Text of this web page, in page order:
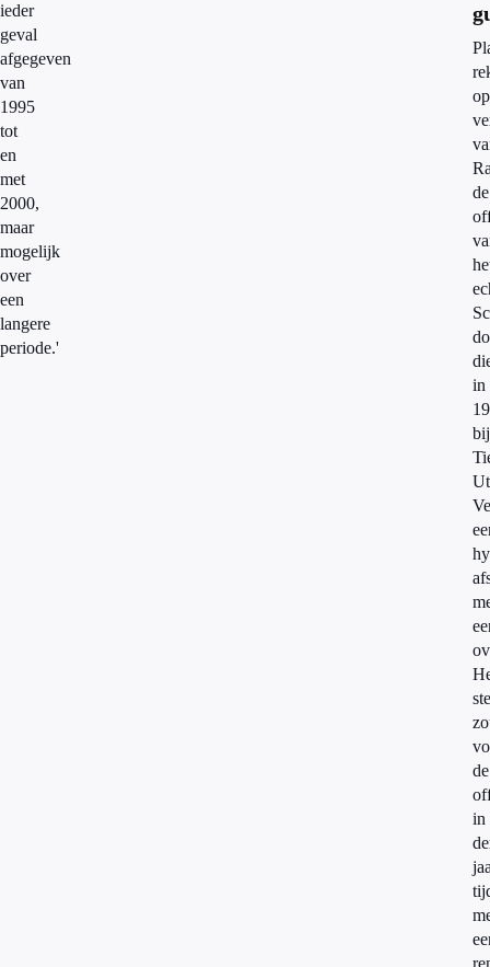
ieder
geval
afgegeven
van
1995
tot
en
met
2000,
maar
mogelijk
over
een
langere
periode.'
op
de
in
bij
de
in